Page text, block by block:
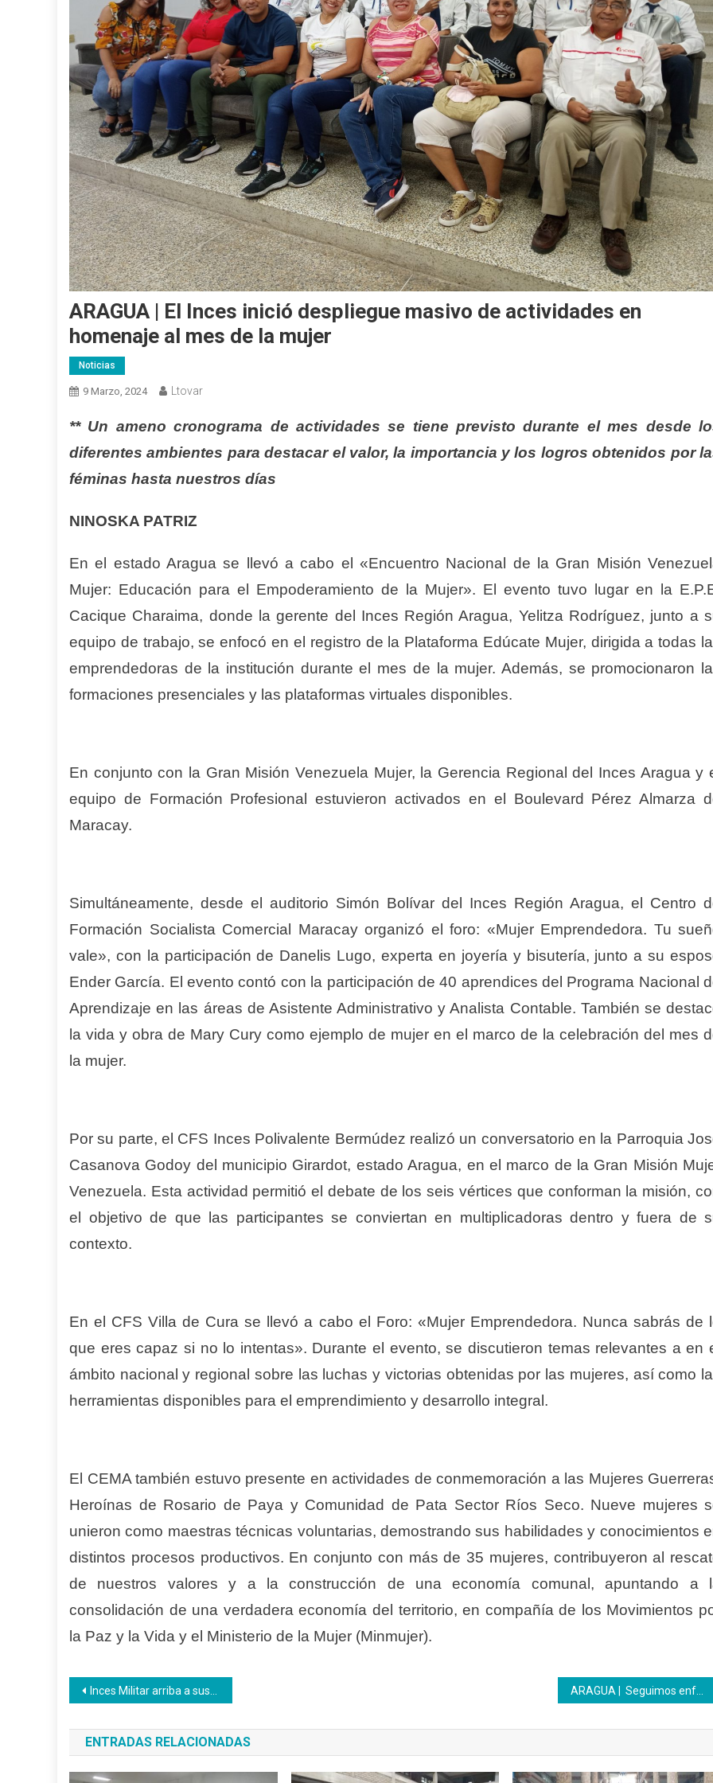
ARAGUA | El Inces inició despliegue masivo de actividades en
homenaje al mes de la mujer
Noticias
9 Marzo, 2024 Ltovar
** Un ameno cronograma de actividades se tiene previsto durante el mes desde
diferentes ambientes para destacar el valor, la importancia y los logros obtenidos por
féminas hasta nuestros días
NINOSKA PATRIZ
En el estado Aragua se llevó a cabo el «Encuentro Nacional de la Gran Misión
Mujer: Educación para el Empoderamiento de la Mujer». El evento tuvo lugar en la
Cacique Charaima, donde la gerente del Inces Región Aragua, Yelitza Rodríguez, junto a
equipo de trabajo, se enfocó en el registro de la Plataforma Edúcate Mujer, dirigida a todas
emprendedoras de la institución durante el mes de la mujer. Además, se promocionaron
formaciones presenciales y las plataformas virtuales disponibles.
En conjunto con la Gran Misión Venezuela Mujer, la Gerencia Regional del Inces Aragua y
equipo de Formación Profesional estuvieron activados en el Boulevard Pérez Almarza
Maracay.
Simultáneamente, desde el auditorio Simón Bolívar del Inces Región Aragua, el Centro
Formación Socialista Comercial Maracay organizó el foro: «Mujer Emprendedora. Tu
vale», con la participación de Danelis Lugo, experta en joyería y bisutería, junto a su
Ender García. El evento contó con la participación de 40 aprendices del Programa Nacional
Aprendizaje en las áreas de Asistente Administrativo y Analista Contable. También se
la vida y obra de Mary Cury como ejemplo de mujer en el marco de la celebración del mes
la mujer.
Por su parte, el CFS Inces Polivalente Bermúdez realizó un conversatorio en la Parroquia
Casanova Godoy del municipio Girardot, estado Aragua, en el marco de la Gran Misión
Venezuela. Esta actividad permitió el debate de los seis vértices que conforman la misión,
el objetivo de que las participantes se conviertan en multiplicadoras dentro y fuera de
contexto.
En el CFS Villa de Cura se llevó a cabo el Foro: «Mujer Emprendedora. Nunca sabrás de
que eres capaz si no lo intentas». Durante el evento, se discutieron temas relevantes a en
ámbito nacional y regional sobre las luchas y victorias obtenidas por las mujeres, así como
herramientas disponibles para el emprendimiento y desarrollo integral.
El CEMA también estuvo presente en actividades de conmemoración a las Mujeres
Heroínas de Rosario de Paya y Comunidad de Pata Sector Ríos Seco. Nueve mujeres
unieron como maestras técnicas voluntarias, demostrando sus habilidades y conocimientos
distintos procesos productivos. En conjunto con más de 35 mujeres, contribuyeron al
de nuestros valores y a la construcción de una economía comunal, apuntando a
consolidación de una verdadera economía del territorio, en compañía de los Movimientos
la Paz y la Vida y el Ministerio de la Mujer (Minmujer).
Navegación
de
entradas
Inces Militar arriba a sus 47 aniversario
ENTRADAS RELACIONADAS